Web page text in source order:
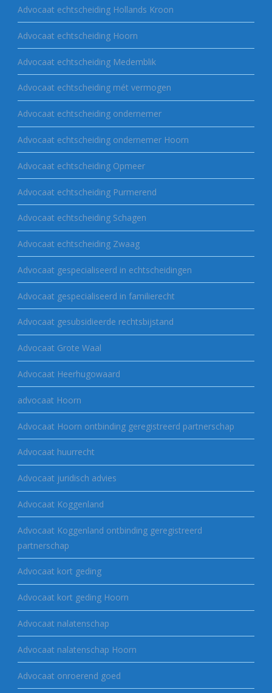
Advocaat echtscheiding Hollands Kroon
Advocaat echtscheiding Hoorn
Advocaat echtscheiding Medemblik
Advocaat echtscheiding mét vermogen
Advocaat echtscheiding ondernemer
Advocaat echtscheiding ondernemer Hoorn
Advocaat echtscheiding Opmeer
Advocaat echtscheiding Purmerend
Advocaat echtscheiding Schagen
Advocaat echtscheiding Zwaag
Advocaat gespecialiseerd in echtscheidingen
Advocaat gespecialiseerd in familierecht
Advocaat gesubsidieerde rechtsbijstand
Advocaat Grote Waal
Advocaat Heerhugowaard
advocaat Hoorn
Advocaat Hoorn ontbinding geregistreerd partnerschap
Advocaat huurrecht
Advocaat juridisch advies
Advocaat Koggenland
Advocaat Koggenland ontbinding geregistreerd
partnerschap
Advocaat kort geding
Advocaat kort geding Hoorn
Advocaat nalatenschap
Advocaat nalatenschap Hoorn
Advocaat onroerend goed